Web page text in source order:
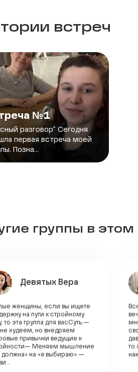
встреч
№1
разговор” Сегодня
первая встреча моей
Позна...
группы в этом
Девятых Вера
женщины, если вы ищете
на пути к стройному
то эта группа для васСуть:—
худеем, но внедряем
привычки ведущие к
Меняем мышление
должна» на «я выбираю».—
то